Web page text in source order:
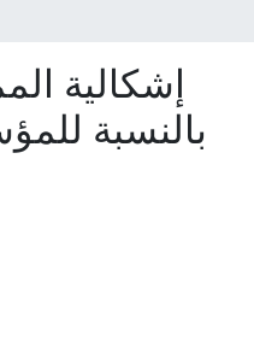
إشكالية
بالنسبة